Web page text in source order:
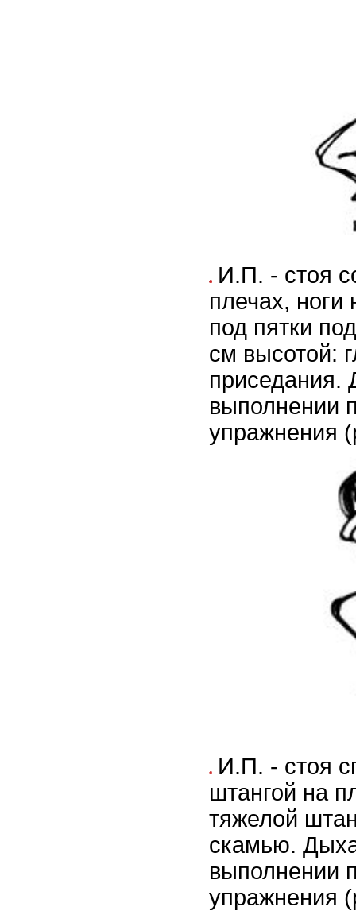
И.П. - стоя
плечах,
под пятки
см высотой:
приседания.
выполнении
упражнения
И.П. - стоя
штангой на
тяжелой
скамью.
выполнении
упражнения